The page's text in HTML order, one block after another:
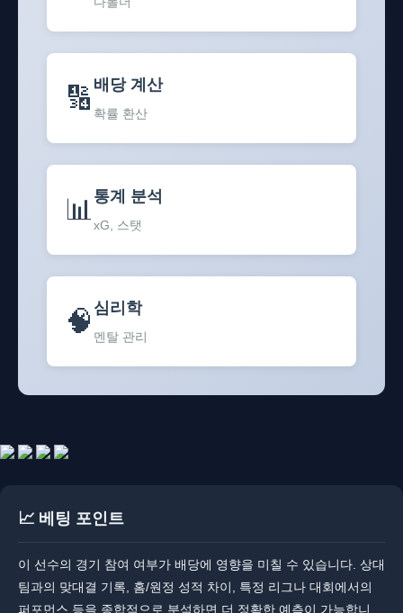
🔢 배당 계산
확률 환산
📊 통계 분석
xG, 스탯
🧠 심리학
멘탈 관리
📈 베팅 포인트
이 선수의 경기 참여 여부가 배당에 영향을 미칠 수 있습니다. ​​상대
팀과의 맞대결 기록, 홈/원정 성적 차이, 특정 리그나 대회에서의
퍼포먼스 등을 종합적으로 분석하면 더 정확한 예측이 가능합니